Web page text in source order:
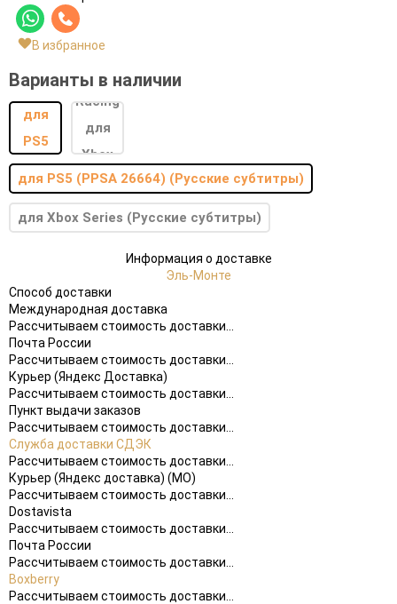
В избранное
Варианты в наличии
для PS5 (PPSA 26664) (Русские субтитры)
для Xbox Series (Русские субтитры)
Информация о доставке
Эль-Монте
Способ доставки
Международная доставка
Рассчитываем стоимость доставки...
Почта России
Рассчитываем стоимость доставки...
Курьер (Яндекс Доставка)
Рассчитываем стоимость доставки...
Пункт выдачи заказов
Рассчитываем стоимость доставки...
Служба доставки СДЭК
Рассчитываем стоимость доставки...
Курьер (Яндекс доставка) (МО)
Рассчитываем стоимость доставки...
Dostavista
Рассчитываем стоимость доставки...
Почта России
Рассчитываем стоимость доставки...
Boxberry
Рассчитываем стоимость доставки...